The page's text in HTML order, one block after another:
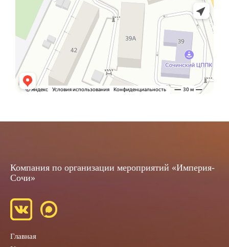
Компания по организации мероприятий «Империя-
Сочи»
Главная